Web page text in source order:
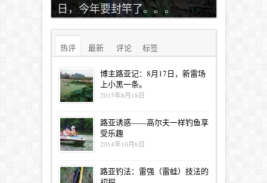
日，今年要封竿了。。。
热评 最新 评论 标签
博主路亚记：8月17日，新雷场
上小黑一条。
2015年8月18日
路亚诱惑——高尔夫一样钓鱼享
受乐趣
2014年10月6日
路亚钓法：雷强（雷蛙）技法的